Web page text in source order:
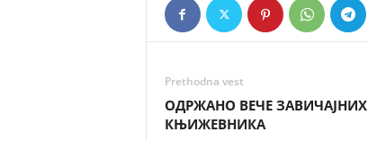
Prethodna vest
ОДРЖАНО ВЕЧЕ ЗАВИЧАЈНИХ
КЊИЖЕВНИКА